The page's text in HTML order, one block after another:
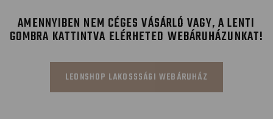
AMENNYIBEN NEM CÉGES VÁSÁRLÓ VAGY, A LENTI
GOMBRA KATTINTVA ELÉRHETED WEBÁRUHÁZUNKAT!
LEONSHOP LAKOSSSÁGI WEBÁRUHÁZ